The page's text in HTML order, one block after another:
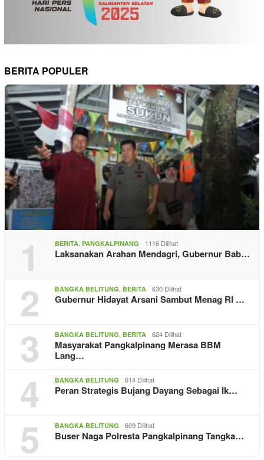
BERITA POPULER
1 BERITA PANGKALPINANG 1116 Dilihat
Laksanakan Arahan Mendagri, Gubernur Bab…
2 BANGKA BELITUNG BERITA 630 Dilihat
Gubernur Hidayat Arsani Sambut Menag RI …
3 BANGKA BELITUNG BERITA 624 Dilihat
Masyarakat Pangkalpinang Merasa BBM
Lang…
4 BANGKA BELITUNG 614 Dilihat
Peran Strategis Bujang Dayang Sebagai Ik…
5 BANGKA BELITUNG 609 Dilihat
Buser Naga Polresta Pangkalpinang Tangka…